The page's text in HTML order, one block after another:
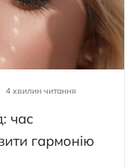
4 хвилин читання
час
гармонію